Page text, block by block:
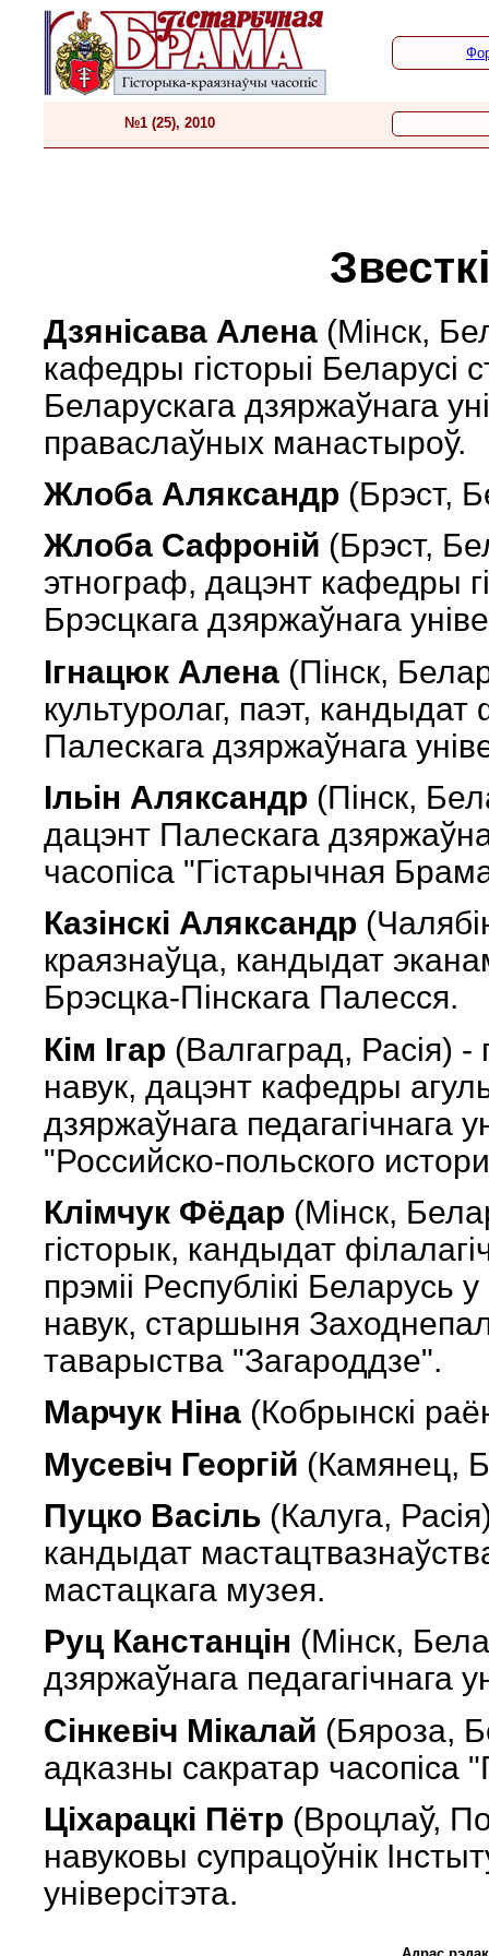
№1 (25), 2010
Дзянісава Алена (Мінск,
кафедры гісторыі Беларусі
Беларускага дзяржаўнага
праваслаўных манастыроў.
Жлоба Аляксандр (Брэст,
Жлоба Сафроній (Брэст,
этнограф, дацэнт кафедры
Брэсцкага дзяржаўнага
Ігнацюк Алена (Пінск,
культуролаг, паэт,
Палескага дзяржаўнага
Ільін Аляксандр (Пінск,
дацэнт Палескага
часопіса "Гістарычная
Казінскі Аляксандр
краязнаўца, кандыдат
Брэсцка-Пінскага Палесся.
Кім Ігар (Валгаград, Расія) -
навук, дацэнт кафедры
дзяржаўнага педагагічнага
"Российско-польского
Клімчук Фёдар (Мінск,
гісторык, кандыдат
прэміі Республікі Беларусь
навук, старшыня
таварыства "Загароддзе".
Марчук Нiна (Кобрынскi
Мусевiч Георгiй (Камянец,
Пуцко Васіль (Калуга,
кандыдат
мастацкага музея.
Руц Канстанцiн (Мiнск,
дзяржаўнага педагагiчнага
Сiнкевiч Мiкалай (Бяроза,
адказны сакратар часопіса
Ціхарацкі Пётр (Вроцлаў,
навуковы супрацоўнік
універсітэта.